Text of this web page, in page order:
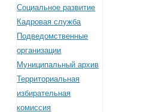
Социальное развитие
Кадровая служба
Подведомственные
организации
Муниципальный архив
Территориальная
избирательная
комиссия